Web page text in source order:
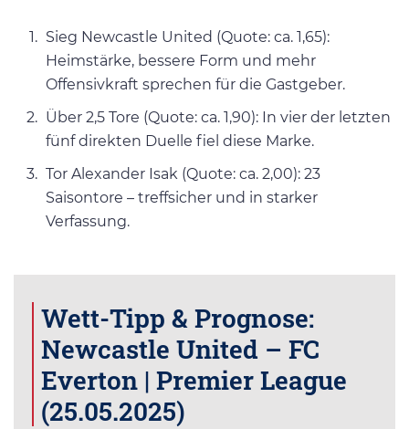
Sieg Newcastle United (Quote: ca. 1,65):
Heimstärke, bessere Form und mehr
Offensivkraft sprechen für die Gastgeber.
Über 2,5 Tore (Quote: ca. 1,90): In vier der letzten
fünf direkten Duelle fiel diese Marke.
Tor Alexander Isak (Quote: ca. 2,00): 23
Saisontore – treffsicher und in starker
Verfassung.
Wett-Tipp & Prognose:
Newcastle United – FC
Everton | Premier League
(25.05.2025)